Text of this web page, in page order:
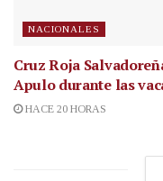
NACIONALES
Cruz Roja
Apulo durante las
HACE 20 HORAS